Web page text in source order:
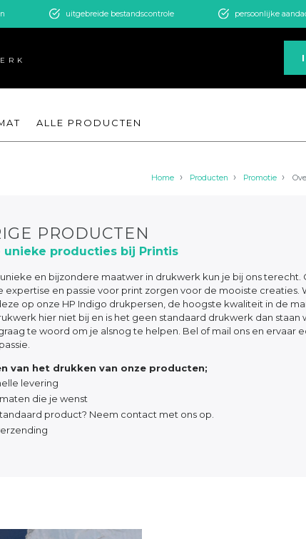
uitgebreide bestandscontrole persoonlijke
ALLE PRODUCTEN
Home Producten Promotie
PRODUCTEN
unieke producties bij Printis
en bijzondere maatwer in drukwerk kun je bij ons terecht.
expertise en passie voor print zorgen voor de mooiste creaties.
op onze HP Indigo drukpersen, de hoogste kwaliteit in de
hier niet bij en is het geen standaard drukwerk dan staan
te woord om je alsnog te helpen. Bel of mail ons en ervaar
van het drukken van onze producten;
levering
die je wenst
product? Neem contact met ons op.
meteen
Geweldige producties, enorme